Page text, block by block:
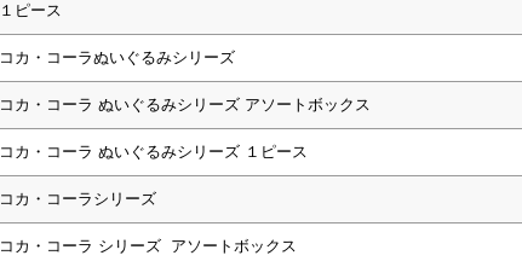
１ピース
コカ・コーラぬいぐるみシリーズ
コカ・コーラ ぬいぐるみシリーズ アソートボックス
コカ・コーラ ぬいぐるみシリーズ １ピース
コカ・コーラシリーズ
コカ・コーラ シリーズ アソートボックス